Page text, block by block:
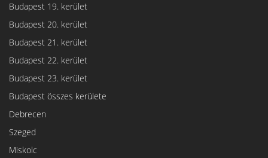
Budapest 19. kerület
Budapest 20. kerület
Budapest 21. kerület
Budapest 22. kerület
Budapest 23. kerület
Budapest összes kerülete
Debrecen
Szeged
Miskolc